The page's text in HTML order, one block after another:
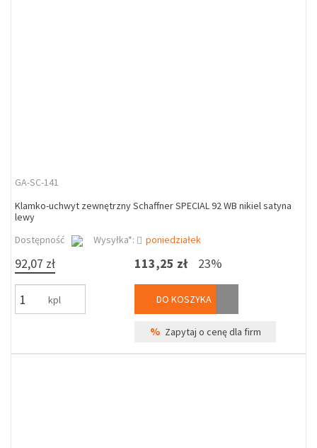
GA-SC-141
Klamko-uchwyt zewnętrzny Schaffner SPECIAL 92 WB nikiel satyna
lewy
Dostępność
Wysyłka*: poniedziałek
92,07 zł
kpl
113,25 zł 23%
DO KOSZYKA
% Zapytaj o cenę dla firm